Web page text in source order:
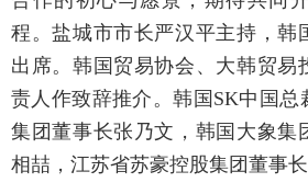
程。盐城市市长严汉平主持，韩
出席。韩国贸易协会、大韩贸易
责人作致辞推介。韩国SK中国总
集团董事长张乃文，韩国大象集
相喆，江苏省苏豪控股集团董事长